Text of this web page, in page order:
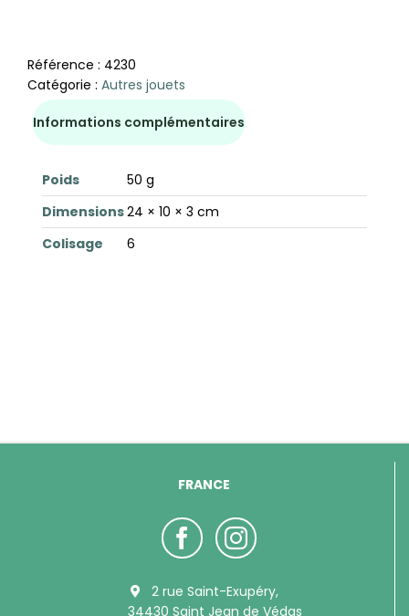
Référence : 4230
Catégorie : Autres jouets
Informations complémentaires
Poids
50 g
Dimensions24 × 10 × 3 cm
Colisage
6
FRANCE
2 rue Saint-Exupéry,
34430 Saint Jean de Védas